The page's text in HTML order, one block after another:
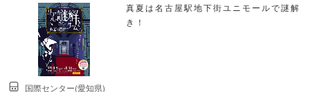
真夏は名古屋駅地下街ユニモールで謎解
き！
国際センター(愛知県)